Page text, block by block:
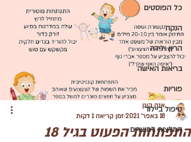
כל הפוסטים
הנקה
הריון ולידה
בריאות האישה
פוריות
טיפול ביילוד
המלצות למוצרים
התפתחות הפעוט בגיל 18
אנה קוגן
18 באפר׳ 2021
זמן קריאה 1 דקות